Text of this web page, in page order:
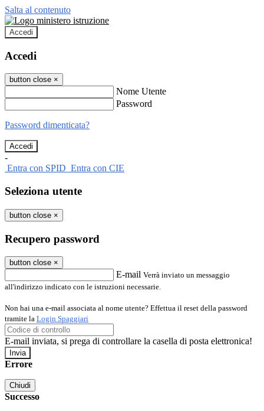
Salta al contenuto
Accedi
Accedi
button close ×
Nome Utente
Password
Password dimenticata?
-
Entra con SPID Entra con CIE
Seleziona utente
button close ×
Recupero password
button close ×
E-mail Verrà inviato un messaggio
all'indirizzo indicato con le istruzioni necessarie.
Non hai una e-mail associata al nome utente? Effettua il reset della password
tramite la Login Spaggiari
E-mail inviata, si prega di controllare la casella di posta elettronica!
Errore
Chiudi
Successo